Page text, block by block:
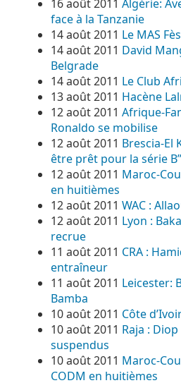
16 août 2011 Algérie:
face à la Tanzanie
14 août 2011 Le MAS
14 août 2011 David
Belgrade
14 août 2011 Le Club
13 août 2011 Hacène
12 août 2011 Afrique-
Ronaldo se mobilise
12 août 2011 Brescia-El
être prêt pour la série B”
12 août 2011 Maroc-
en huitièmes
12 août 2011 WAC :
12 août 2011 Lyon :
recrue
11 août 2011 CRA :
entraîneur
11 août 2011 Leicester:
Bamba
10 août 2011 Côte
10 août 2011 Raja :
suspendus
10 août 2011 Maroc-
CODM en huitièmes